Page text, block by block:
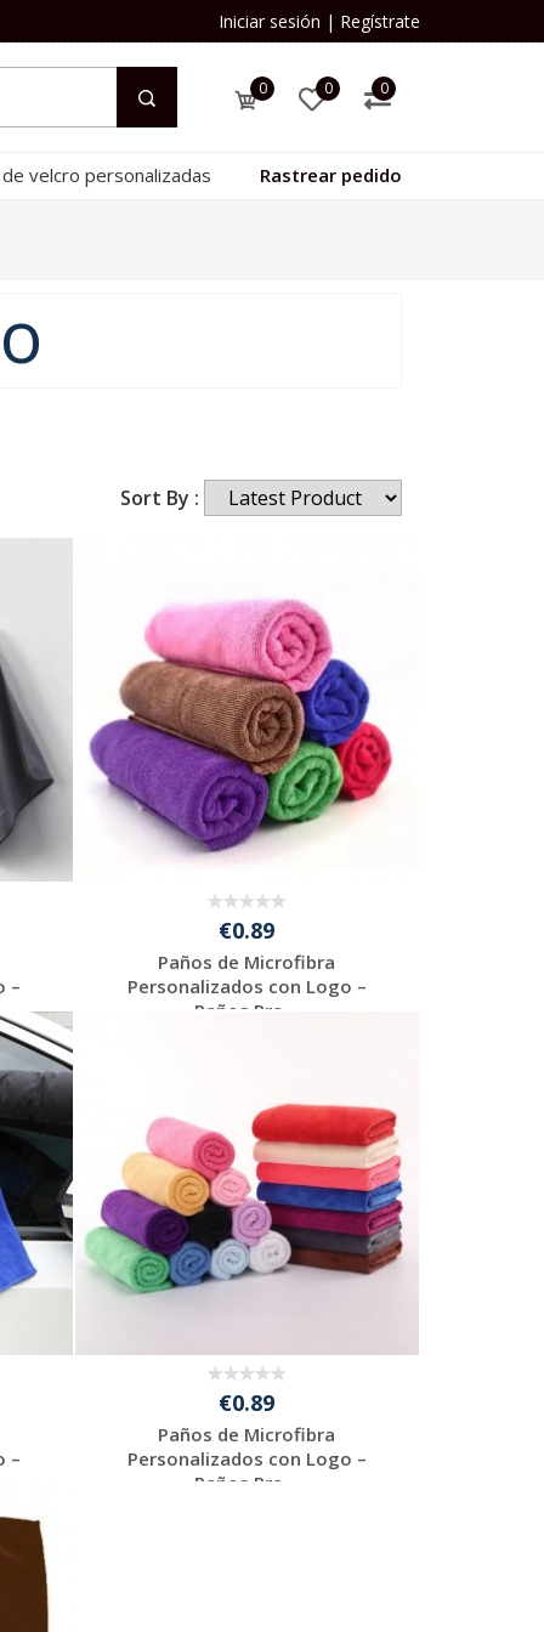
Iniciar sesión | Regístrate
0 0 0
velcro personalizadas Rastrear pedido
Sort By :
–
€0.89
Paños de Microfibra
Personalizados con Logo –
Paños Pro...
–
€0.89
Paños de Microfibra
Personalizados con Logo –
Paños Pro...